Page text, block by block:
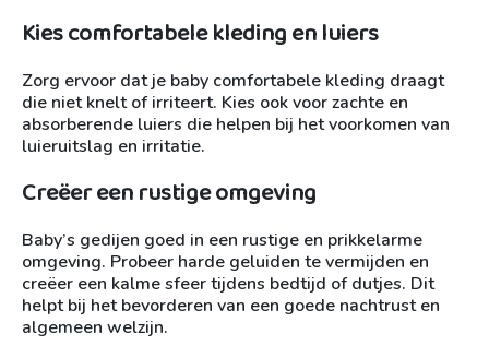
Kies comfortabele kleding en luiers
Zorg ervoor dat je baby comfortabele kleding draagt
die niet knelt of irriteert. Kies ook voor zachte en
absorberende luiers die helpen bij het voorkomen van
luieruitslag en irritatie.
Creëer een rustige omgeving
Baby’s gedijen goed in een rustige en prikkelarme
omgeving. Probeer harde geluiden te vermijden en
creëer een kalme sfeer tijdens bedtijd of dutjes. Dit
helpt bij het bevorderen van een goede nachtrust en
algemeen welzijn.